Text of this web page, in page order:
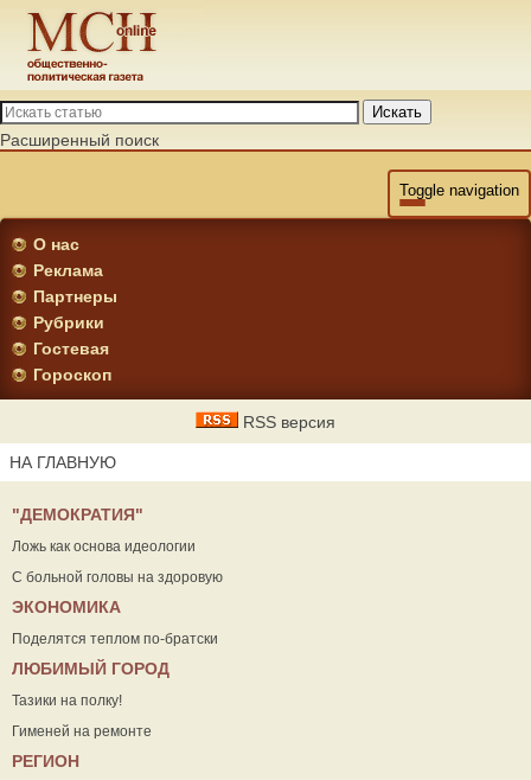
Искать
Расширенный поиск
Toggle navigation
О нас
Реклама
Партнеры
Рубрики
Гостевая
Гороскоп
RSS версия
НА ГЛАВНУЮ
"ДЕМОКРАТИЯ"
Ложь как основа идеологии
С больной головы на здоровую
ЭКОНОМИКА
Поделятся теплом по-братски
ЛЮБИМЫЙ ГОРОД
Тазики на полку!
Гименей на ремонте
РЕГИОН